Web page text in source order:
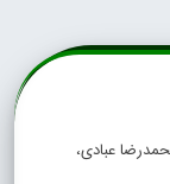
عبادی،